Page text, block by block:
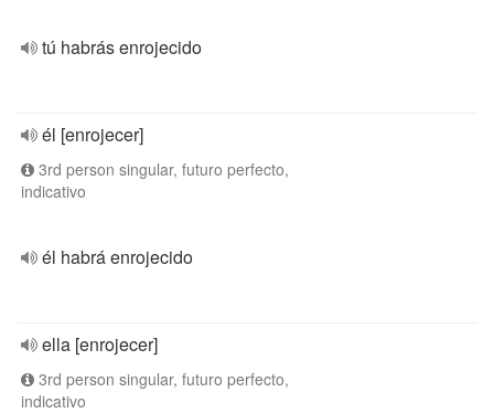
tú habrás enrojecido
él [enrojecer]
3rd person singular, futuro perfecto,
indicativo
él habrá enrojecido
ella [enrojecer]
3rd person singular, futuro perfecto,
indicativo